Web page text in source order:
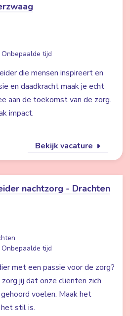
tijd
die mensen inspireert en
en daadkracht maak je echt
aan de toekomst van de zorg.
impact.
Bekijk vacature
nachtzorg - Drachten
tijd
met een passie voor de zorg?
zorg jij dat onze cliënten zich
voelen. Maak het
stil is.